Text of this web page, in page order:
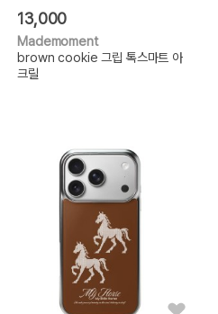
13,000
Mademoment
brown cookie 그립 톡스마트 아
크릴